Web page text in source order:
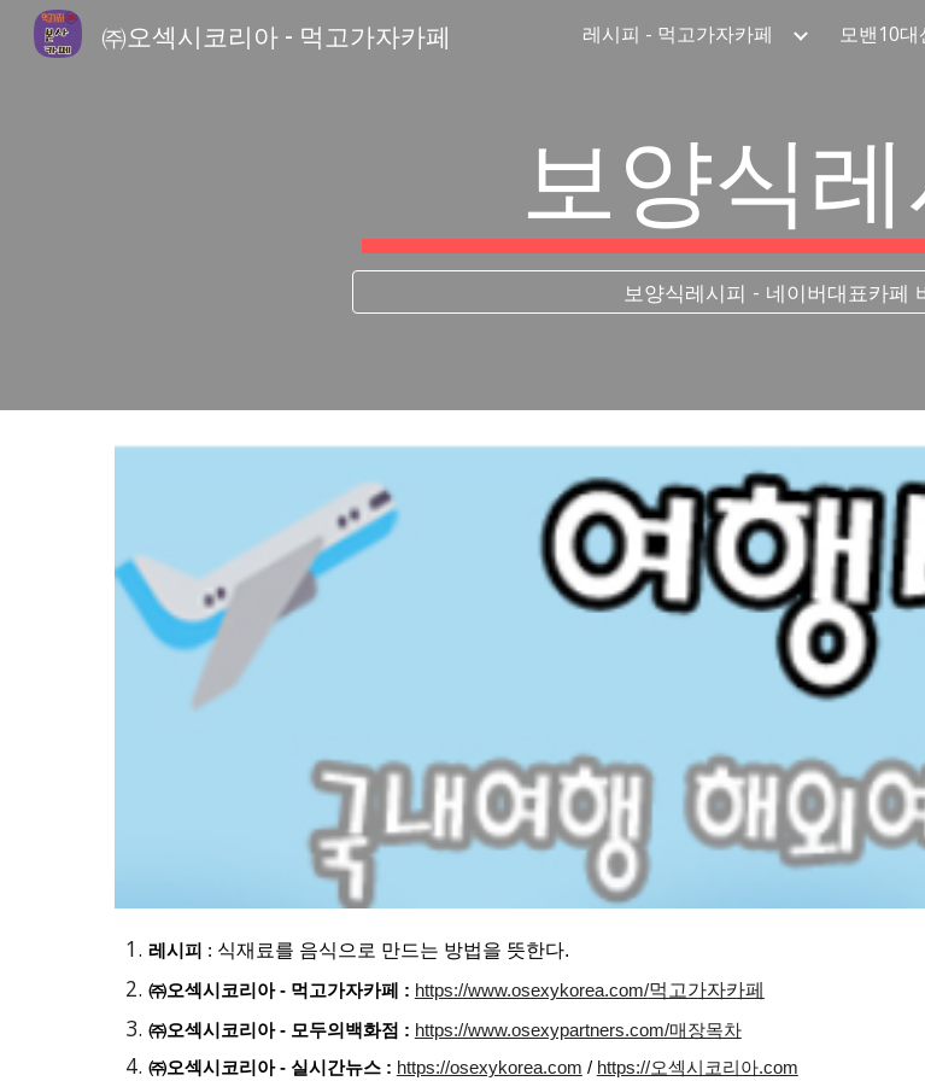
Skip to main content
㈜오섹시코리아 - 먹고가자카페 레시피 - 먹고가자카페 모밴10대
보양식
보양식레시피 - 네이버대표카페
레시피 : 식재료를 음식으로 만드는 방법을 뜻한다.
㈜오섹시코리아 - 먹고가자카페 : https://www.osexykorea.com/먹고가자카페
㈜오섹시코리아 - 모두의백화점 : https://www.osexypartners.com/매장목차
㈜오섹시코리아 - 실시간뉴스 : https://osexykorea.com / https://오섹시코리아.com